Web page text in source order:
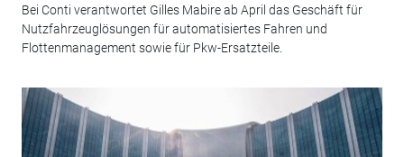
Bei Conti verantwortet Gilles Mabire ab April das Geschäft für
Nutzfahrzeuglösungen für automatisiertes Fahren und
Flottenmanagement sowie für Pkw-Ersatzteile.